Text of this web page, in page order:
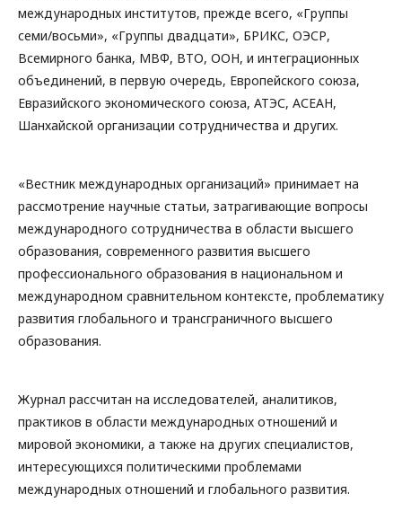
международных институтов, прежде всего, «Группы
семи/восьми», «Группы двадцати», БРИКС, ОЭСР,
Всемирного банка, МВФ, ВТО, ООН, и интеграционных
объединений, в первую очередь, Европейского союза,
Евразийского экономического союза, АТЭС, АСЕАН,
Шанхайской организации сотрудничества и других.
«Вестник международных организаций» принимает на
рассмотрение научные статьи, затрагивающие вопросы
международного сотрудничества в области высшего
образования, современного развития высшего
профессионального образования в национальном и
международном сравнительном контексте, проблематику
развития глобального и трансграничного высшего
образования.
Журнал рассчитан на исследователей, аналитиков,
практиков в области международных отношений и
мировой экономики, а также на других специалистов,
интересующихся политическими проблемами
международных отношений и глобального развития.